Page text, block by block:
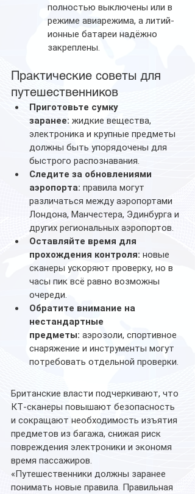
полностью выключены или в
режиме авиарежима, а литий-
ионные батареи надёжно
закреплены.
Практические советы для
путешественников
Приготовьте сумку
заранее: жидкие вещества,
электроника и крупные предметы
должны быть упорядочены для
быстрого распознавания.
Следите за обновлениями
аэропорта: правила могут
различаться между аэропортами
Лондона, Манчестера, Эдинбурга и
других региональных аэропортов.
Оставляйте время для
прохождения контроля: новые
сканеры ускоряют проверку, но в
часы пик всё равно возможны
очереди.
Обратите внимание на
нестандартные
предметы: аэрозоли, спортивное
снаряжение и инструменты могут
потребовать отдельной проверки.
Британские власти подчеркивают, что
КТ-сканеры повышают безопасность
и сокращают необходимость изъятия
предметов из багажа, снижая риск
повреждения электроники и экономя
время пассажиров.
«Путешественники должны заранее
понимать новые правила. Правильная